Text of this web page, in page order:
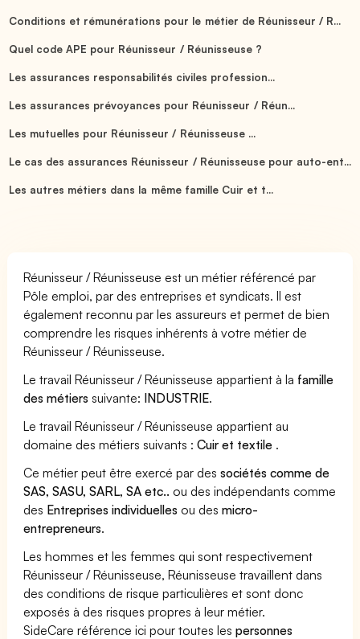
Conditions et rémunérations pour le métier de Réunisseur / R...
Quel code APE pour Réunisseur / Réunisseuse ?
Les assurances responsabilités civiles profession...
Les assurances prévoyances pour Réunisseur / Réun...
Les mutuelles pour Réunisseur / Réunisseuse ...
Le cas des assurances Réunisseur / Réunisseuse pour auto-ent...
Les autres métiers dans la même famille Cuir et t...
Réunisseur / Réunisseuse est un métier référencé par
Pôle emploi, par des entreprises et syndicats. Il est
également reconnu par les assureurs et permet de bien
comprendre les risques inhérents à votre métier de
Réunisseur / Réunisseuse.
Le travail Réunisseur / Réunisseuse appartient à la famille
des métiers suivante: INDUSTRIE.
Le travail Réunisseur / Réunisseuse appartient au
domaine des métiers suivants :Cuir et textile .
Ce métier peut être exercé par dessociétés comme de
SAS, SASU, SARL, SA etc.. ou des indépendants comme
des Entreprises individuelles ou desmicro-
entrepreneurs.
Les hommes et les femmes qui sont respectivement
Réunisseur / Réunisseuse, Réunisseuse travaillent dans
des conditions de risque particulières et sont donc
exposés à des risques propres à leur métier.
SideCare référence ici pour toutes lespersonnes